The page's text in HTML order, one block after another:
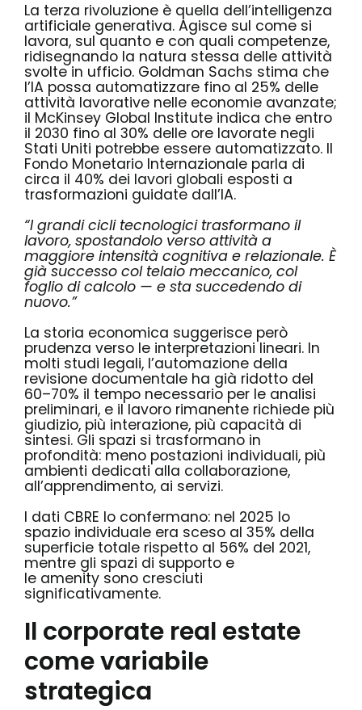
La terza rivoluzione è quella dell’intelligenza
artificiale generativa. Agisce sul come si
lavora, sul quanto e con quali competenze,
ridisegnando la natura stessa delle attività
svolte in ufficio. Goldman Sachs stima che
l’IA possa automatizzare fino al 25% delle
attività lavorative nelle economie avanzate;
il McKinsey Global Institute indica che entro
il 2030 fino al 30% delle ore lavorate negli
Stati Uniti potrebbe essere automatizzato. Il
Fondo Monetario Internazionale parla di
circa il 40% dei lavori globali esposti a
trasformazioni guidate dall’IA.
“I grandi cicli tecnologici trasformano il
lavoro, spostandolo verso attività a
maggiore intensità cognitiva e relazionale. È
già successo col telaio meccanico, col
foglio di calcolo — e sta succedendo di
nuovo.”
La storia economica suggerisce però
prudenza verso le interpretazioni lineari. In
molti studi legali, l’automazione della
revisione documentale ha già ridotto del
60–70% il tempo necessario per le analisi
preliminari, e il lavoro rimanente richiede più
giudizio, più interazione, più capacità di
sintesi. Gli spazi si trasformano in
profondità: meno postazioni individuali, più
ambienti dedicati alla collaborazione,
all’apprendimento, ai servizi.
I dati CBRE lo confermano: nel 2025 lo
spazio individuale era sceso al 35% della
superficie totale rispetto al 56% del 2021,
mentre gli spazi di supporto e
le amenity sono cresciuti
significativamente.
Il corporate real estate
come variabile
strategica